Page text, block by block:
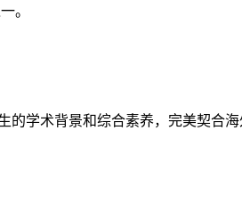
。
学术背景和综合素养，完美契合海